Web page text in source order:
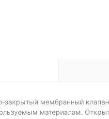
закрытый мембранный
материалам.